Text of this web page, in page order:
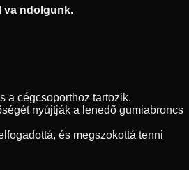
va ndolgunk.
a cégcsoporthoz tartozik.
nyújtják a lenedõ gumiabroncs
és megszokottá tenni